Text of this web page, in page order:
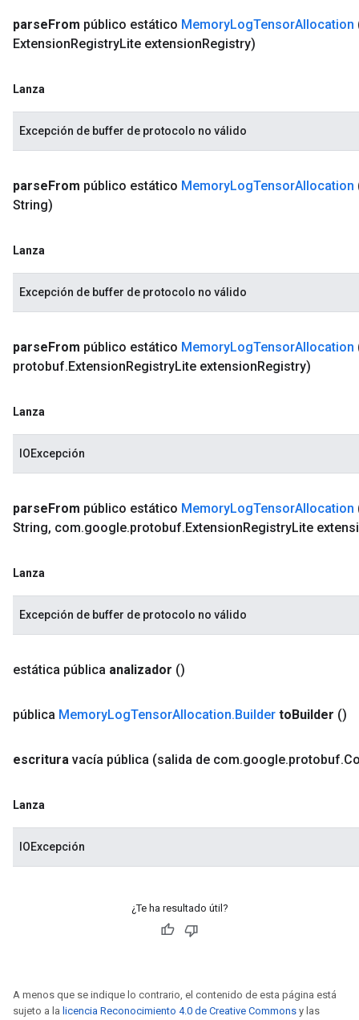
parseFrom público estático MemoryLogTensorAllocation
ExtensionRegistryLite extensionRegistry)
Lanza
Excepción de buffer de protocolo no válido
parseFrom público estático MemoryLogTensorAllocation
String)
Lanza
Excepción de buffer de protocolo no válido
parseFrom público estático MemoryLogTensorAllocation
protobuf.ExtensionRegistryLite extensionRegistry)
Lanza
IOExcepción
parseFrom público estático MemoryLogTensorAllocation
String, com.google.protobuf.ExtensionRegistryLite
Lanza
Excepción de buffer de protocolo no válido
estática pública analizador ()
pública MemoryLogTensorAllocation.Builder toBuilder ()
escritura vacía pública (salida de com.google.protobuf.
Lanza
IOExcepción
¿Te ha resultado útil?
A menos que se indique lo contrario, el contenido de esta página está
sujeto a la licencia Reconocimiento 4.0 de Creative Commons y las